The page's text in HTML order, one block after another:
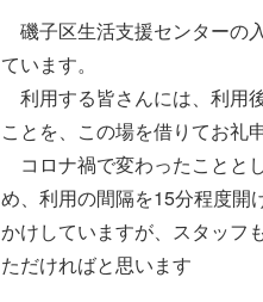
磯子区生活支援センターの
ています。
利用する皆さんには、利用
ことを、この場を借りてお礼
コロナ禍で変わったことと
め、利用の間隔を15分程度開
かけしていますが、スタッフ
ただければと思います